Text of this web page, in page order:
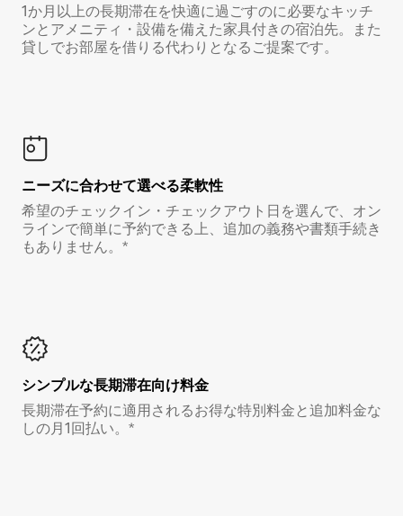
1か月以上の長期滞在を快適に過ごすのに必要なキッチ
ンとアメニティ・設備を備えた家具付きの宿泊先。また
貸しでお部屋を借りる代わりとなるご提案です。
ニーズに合わせて選べる柔軟性
希望のチェックイン・チェックアウト日を選んで、オン
ラインで簡単に予約できる上、追加の義務や書類手続き
もありません。*
シンプルな長期滞在向け料金
長期滞在予約に適用されるお得な特別料金と追加料金な
しの月1回払い。*